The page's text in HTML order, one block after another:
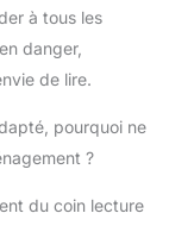
à tous les
danger,
de lire.
pourquoi ne
?
du coin lecture